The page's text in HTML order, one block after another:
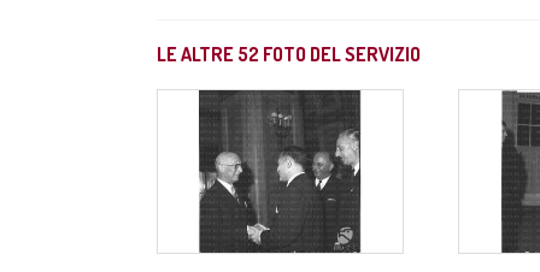
LE ALTRE 52 FOTO DEL SERVIZIO